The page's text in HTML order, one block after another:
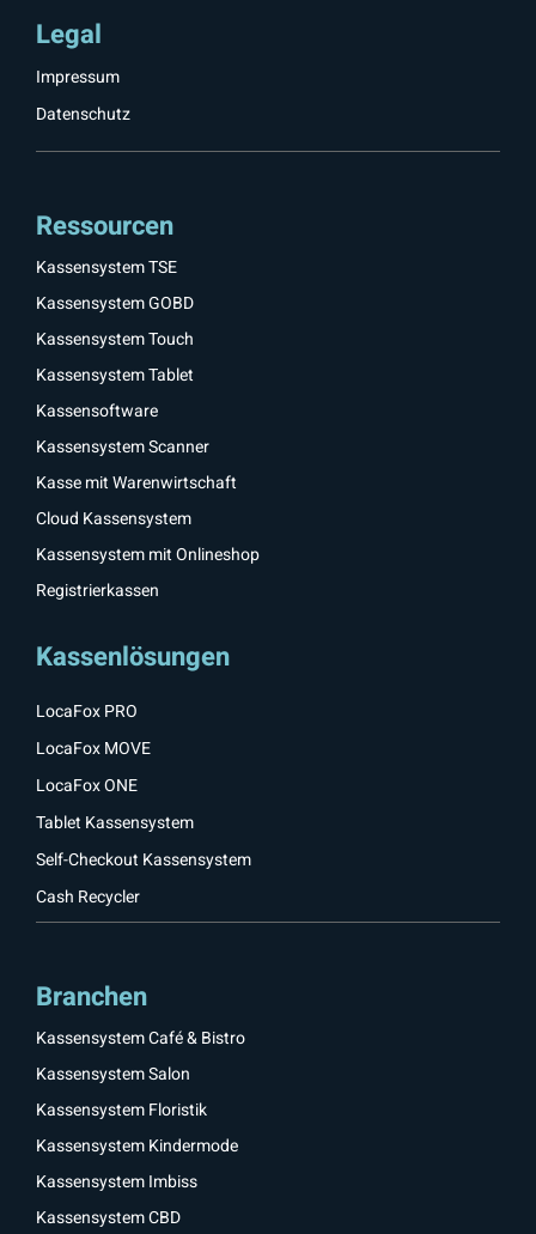
Legal
Impressum
Datenschutz
Ressourcen
Kassensystem TSE
Kassensystem GOBD
Kassensystem Touch
Kassensystem Tablet
Kassensoftware
Kassensystem Scanner
Kasse mit Warenwirtschaft
Cloud Kassensystem
Kassensystem mit Onlineshop
Registrierkassen
Kassenlösungen
LocaFox PRO
LocaFox MOVE
LocaFox ONE
Tablet Kassensystem
Self-Checkout Kassensystem
Cash Recycler
Branchen
Kassensystem Café & Bistro
Kassensystem Salon
Kassensystem Floristik
Kassensystem Kindermode
Kassensystem Imbiss
Kassensystem CBD